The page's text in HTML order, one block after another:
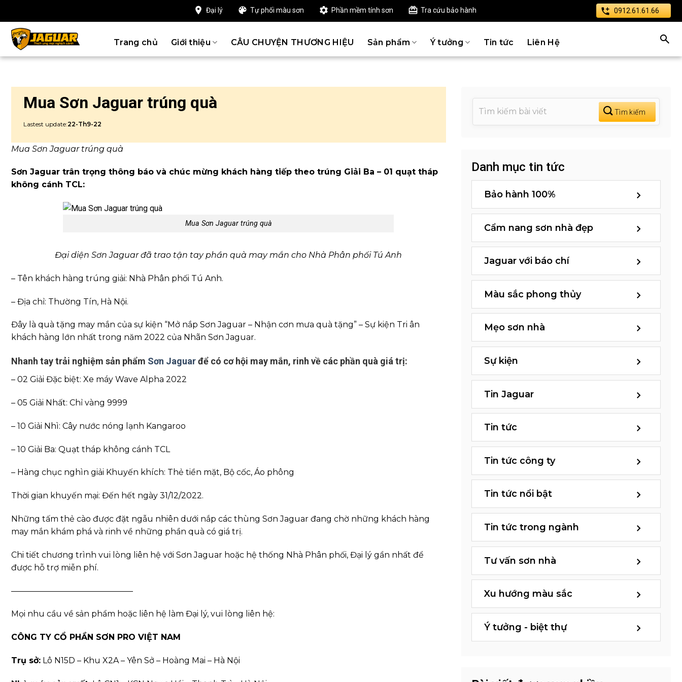
dung
Đại lý Tự phối màu sơn Phần mềm tính sơn Tra cứu bảo hành 0912.61.61.66
Trang chủ Giới thiệu CÂU CHUYỆN THƯƠNG HIỆU Sản phẩm Ý tưởng Tin tức Liên Hệ
Mua Sơn Jaguar trúng quà
Lastest update:22-Th9-22
Mua Sơn Jaguar trúng quà
Sơn Jaguar trân trọng thông báo và chúc mừng khách hàng tiếp theo trúng Giải Ba – 01 quạt tháp
không cánh TCL:
Mua Sơn Jaguar trúng quà
Đại diện Sơn Jaguar đã trao tận tay phần quà may mắn cho Nhà Phân phối Tú Anh
– Tên khách hàng trúng giải: Nhà Phân phối Tú Anh.
– Địa chỉ: Thường Tín, Hà Nội.
Đây là quà tặng may mắn của sự kiện “Mở nắp Sơn Jaguar – Nhận cơn mưa quà tặng” – Sự kiện Tri ân
khách hàng lớn nhất trong năm 2022 của Nhãn Sơn Jaguar.
Nhanh tay trải nghiệm sản phẩm Sơn Jaguarđể có cơ hội may mắn, rinh về các phần quà giá trị:
– 02 Giải Đặc biệt: Xe máy Wave Alpha 2022
– 05 Giải Nhất: Chỉ vàng 9999
– 10 Giải Nhì: Cây nước nóng lạnh Kangaroo
– 10 Giải Ba: Quạt tháp không cánh TCL
– Hàng chục nghìn giải Khuyến khích: Thẻ tiền mặt, Bộ cốc, Áo phông
Thời gian khuyến mại: Đến hết ngày 31/12/2022.
Những tấm thẻ cào được đặt ngẫu nhiên dưới nắp các thùng Sơn Jaguar đang chờ những khách hàng
may mắn khám phá và rinh về những phần quà có giá trị.
Chi tiết chương trình vui lòng liên hệ với Sơn Jaguar hoặc hệ thống Nhà Phân phối, Đại lý gần nhất để
được hỗ trợ miễn phí.
———————————————
Mọi nhu cầu về sản phẩm hoặc liên hệ làm Đại lý, vui lòng liên hệ:
CÔNG TY CỔ PHẦN SƠN PRO VIỆT NAM
Trụ sở: Lô N15D – Khu X2A – Yên Sở – Hoàng Mai – Hà Nội
Danh mục tin tức
Bảo hành 100%
Cẩm nang sơn nhà đẹp
Jaguar với báo chí
Màu sắc phong thủy
Mẹo sơn nhà
Sự kiện
Tin Jaguar
Tin tức
Tin tức công ty
Tin tức nổi bật
Tin tức trong ngành
Tư vấn sơn nhà
Xu hướng màu sắc
Ý tưởng - biệt thự